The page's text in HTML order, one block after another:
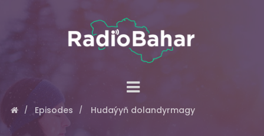
Episodes Hudaýyň dolandyrmagy